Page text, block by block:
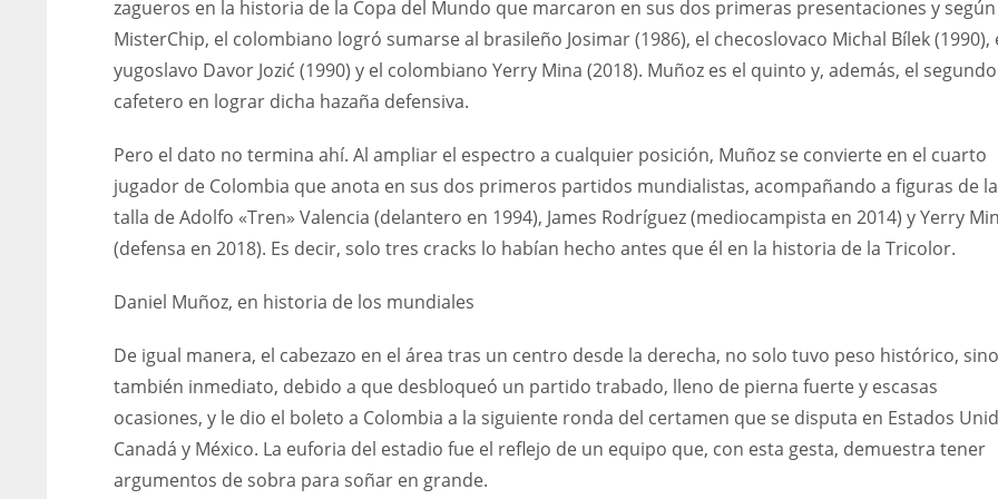
zagueros en la historia de la Copa del Mundo que marcaron en sus dos primeras presentaciones y según
MisterChip, el colombiano logró sumarse al brasileño Josimar (1986), el checoslovaco Michal Bílek (1990),
yugoslavo Davor Jozić (1990) y el colombiano Yerry Mina (2018). Muñoz es el quinto y, además, el segundo
cafetero en lograr dicha hazaña defensiva.
Pero el dato no termina ahí. Al ampliar el espectro a cualquier posición, Muñoz se convierte en el cuarto
jugador de Colombia que anota en sus dos primeros partidos mundialistas, acompañando a figuras de la
talla de Adolfo «Tren» Valencia (delantero en 1994), James Rodríguez (mediocampista en 2014) y Yerry
(defensa en 2018). Es decir, solo tres cracks lo habían hecho antes que él en la historia de la Tricolor.
Daniel Muñoz, en historia de los mundiales
De igual manera, el cabezazo en el área tras un centro desde la derecha, no solo tuvo peso histórico, sino
también inmediato, debido a que desbloqueó un partido trabado, lleno de pierna fuerte y escasas
ocasiones, y le dio el boleto a Colombia a la siguiente ronda del certamen que se disputa en Estados
Canadá y México. La euforia del estadio fue el reflejo de un equipo que, con esta gesta, demuestra tener
argumentos de sobra para soñar en grande.